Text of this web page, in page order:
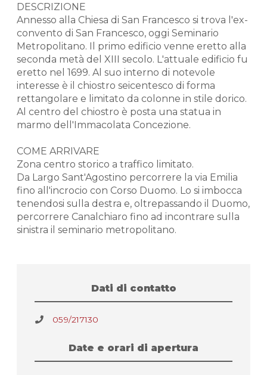
DESCRIZIONE
Annesso alla Chiesa di San Francesco si trova l'ex-
convento di San Francesco, oggi Seminario
Metropolitano. Il primo edificio venne eretto alla
seconda metà del XIII secolo. L'attuale edificio fu
eretto nel 1699. Al suo interno di notevole
interesse è il chiostro seicentesco di forma
rettangolare e limitato da colonne in stile dorico.
Al centro del chiostro è posta una statua in
marmo dell'Immacolata Concezione.
COME ARRIVARE
Zona centro storico a traffico limitato.
Da Largo Sant'Agostino percorrere la via Emilia
fino all'incrocio con Corso Duomo. Lo si imbocca
tenendosi sulla destra e, oltrepassando il Duomo,
percorrere Canalchiaro fino ad incontrare sulla
sinistra il seminario metropolitano.
Dati di contatto
059/217130
Date e orari di apertura